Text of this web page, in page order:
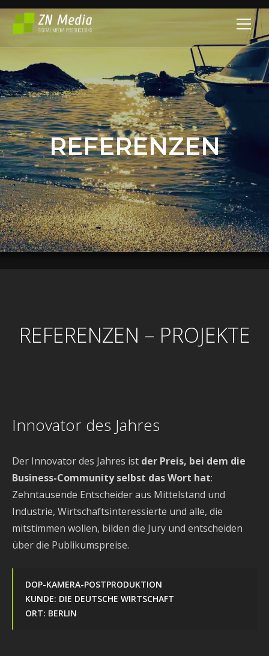
REFERENZEN
REFERENZEN – PROJEKTE
Innovator des Jahres
Der Innovator des Jahres ist der Preis, bei dem die
Business-Community selbst das Wort hat:
Zehntausende Entscheider aus Mittelstand und
Industrie, Wirtschaftsinteressierte und alle, die
mitstimmen wollen, bilden die Jury und entscheiden
über die Publikumspreise.
DOP-KAMERA-POSTPRODUKTION
KUNDE: DIE DEUTSCHE WIRTSCHAFT
ORT: BERLIN